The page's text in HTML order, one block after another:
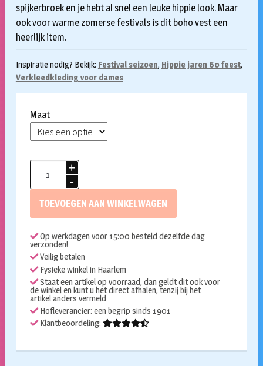
spijkerbroek en je hebt al snel een leuke hippie look. Maar
ook voor warme zomerse festivals is dit boho vest een
heerlijk item.
Inspiratie nodig? Bekijk: Festival seizoen, Hippie jaren 60 feest,
Verkleedkleding voor dames
Maat
aantal
TOEVOEGEN AAN WINKELWAGEN
Op werkdagen voor 15:00 besteld dezelfde dag
verzonden!
Veilig betalen
Fysieke winkel in Haarlem
Staat een artikel op voorraad, dan geldt dit ook voor
de winkel en kunt u het direct afhalen, tenzij bij het
artikel anders vermeld
Hofleverancier: een begrip sinds 1901
Klantbeoordeling: